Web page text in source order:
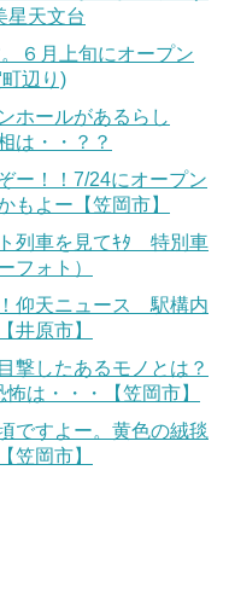
星天文台
６月上旬にオープン
辺り)
ホールがあるらし
は・・？？
ー！！7/24にオープン
もよー【笠岡市】
列車を見てｷﾀ 特別車
フォト）
仰天ニュース 駅構内
井原市】
撃したあるモノとは？
は・・・【笠岡市】
ですよー。黄色の絨毯
笠岡市】